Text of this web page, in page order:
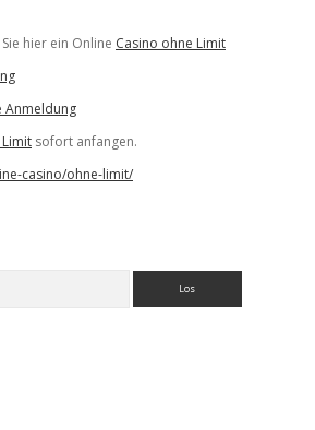
hier ein Online Casino ohne Limit
Anmeldung
sofort anfangen.
casino/ohne-limit/